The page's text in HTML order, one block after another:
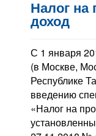
Налог на
доход
С 1 января
(в Москве,
Республике
введению
«Налог на